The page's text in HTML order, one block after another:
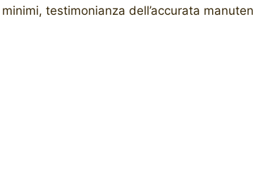
testimonianza dell’accurata